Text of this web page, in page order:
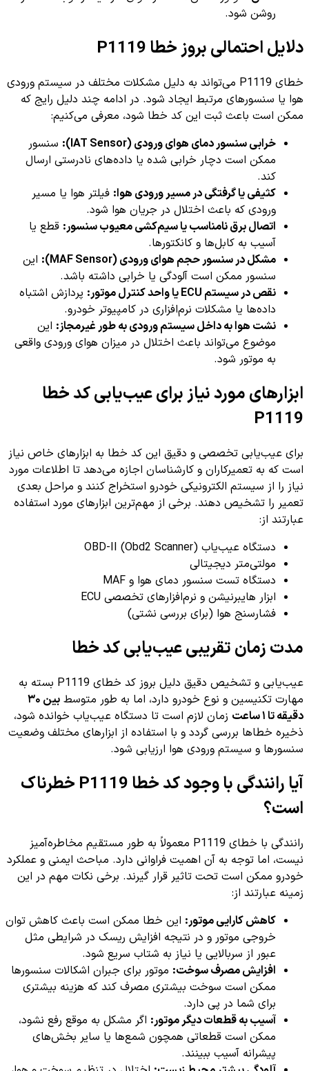
روشن شود.
دلایل احتمالی بروز خطا P1119
خطای P1119 می‌تواند به دلیل مشکلات مختلف در سیستم ورودی
هوا یا سنسورهای مرتبط ایجاد شود. در ادامه چند دلیل رایج که
ممکن است باعث ثبت این کد خطا شود، معرفی می‌کنیم:
خرابی سنسور دمای هوای ورودی (IAT Sensor):
سنسور
ممکن است دچار خرابی شده یا داده‌های نادرستی ارسال
کند.
کثیفی یا گرفتگی در مسیر ورودی هوا: فیلتر هوا یا مسیر
ورودی که باعث اختلال در جریان هوا شود.
اتصال برق نامناسب یا سیم‌کشی معیوب سنسور: قطع یا
آسیب به کابل‌ها و کانکتورها.
مشکل در سنسور حجم هوای ورودی (MAF Sensor):
این
سنسور ممکن است آلودگی یا خرابی داشته باشد.
نقص در سیستم ECU یا واحد کنترل موتور:
پردازش اشتباه
داده‌ها یا مشکلات نرم‌افزاری در کامپیوتر خودرو.
نشت هوا به داخل سیستم ورودی به طور غیرمجاز: این
موضوع می‌تواند باعث اختلال در میزان هوای ورودی واقعی
به موتور شود.
ابزارهای مورد نیاز برای عیب‌یابی کد خطا
P1119
برای عیب‌یابی تخصصی و دقیق این کد خطا به ابزارهای خاص نیاز
است که به تعمیرکاران و کارشناسان اجازه می‌دهد تا اطلاعات مورد
نیاز را از سیستم الکترونیکی خودرو استخراج کنند و مراحل بعدی
تعمیر را تشخیص دهند. برخی از مهم‌ترین ابزارهای مورد استفاده
عبارتند از:
دستگاه عیب‌یاب OBD-II (Obd2 Scanner)
مولتی‌متر دیجیتالی
دستگاه تست سنسور دمای هوا و MAF
ابزار هایبرنیشن و نرم‌افزارهای تخصصی ECU
فشارسنج هوا (برای بررسی نشتی)
مدت زمان تقریبی عیب‌یابی کد خطا
عیب‌یابی و تشخیص دقیق دلیل بروز کد خطای P1119 بسته به
مهارت تکنیسین و نوع خودرو دارد، اما به طور متوسط
بین ۳۰
دقیقه تا ۱ ساعت
زمان لازم است تا دستگاه عیب‌یاب خوانده شود،
ذخیره خطاها بررسی گردد و با استفاده از ابزارهای مختلف وضعیت
سنسورها و سیستم ورودی هوا ارزیابی شود.
آیا رانندگی با وجود کد خطا P1119 خطرناک
است؟
رانندگی با خطای P1119 معمولاً به طور مستقیم مخاطره‌آمیز
نیست، اما توجه به آن اهمیت فراوانی دارد. مباحث ایمنی و عملکرد
خودرو ممکن است تحت تاثیر قرار گیرند. برخی نکات مهم در این
زمینه عبارتند از:
کاهش کارایی موتور: این خطا ممکن است باعث کاهش توان
خروجی موتور و در نتیجه افزایش ریسک در شرایطی مثل
عبور از سربالایی یا نیاز به شتاب سریع شود.
افزایش مصرف سوخت: موتور برای جبران اشکالات سنسورها
ممکن است سوخت بیشتری مصرف کند که هزینه بیشتری
برای شما در پی دارد.
آسیب به قطعات دیگر موتور: اگر مشکل به موقع رفع نشود،
ممکن است قطعاتی همچون شمع‌ها یا سایر بخش‌های
پیشرانه آسیب ببینند.